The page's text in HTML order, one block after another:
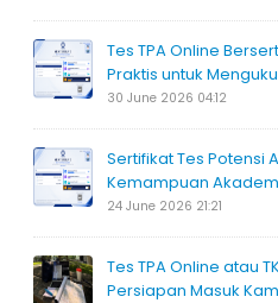
Tes TPA Online
Praktis untuk
30 June 2026 04:12
Sertifikat Tes Potensi
Kemampuan
24 June 2026 21:21
Tes TPA Online atau
Persiapan Masuk